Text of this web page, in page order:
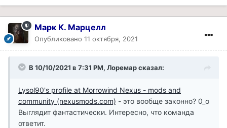
Марк К. Марцелл
Опубликовано 11 октября, 2021
В 10/10/2021 в 7:31 PM, Лоремар сказал:
Lysol90's profile at Morrowind Nexus - mods and
community (nexusmods.com) - это вообще законно? 0_о
Выглядит фантастически. Интересно, что команда
ответит.